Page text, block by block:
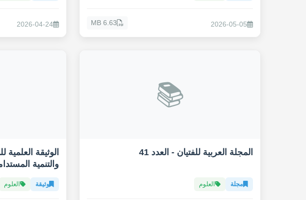
2026-05-05
6.63 MB
2026-04-24
📚
المجلة العربية للفتيان - العدد 41
مجلة العلوم
الوثيقة
والتنمية
وثيقة العلوم